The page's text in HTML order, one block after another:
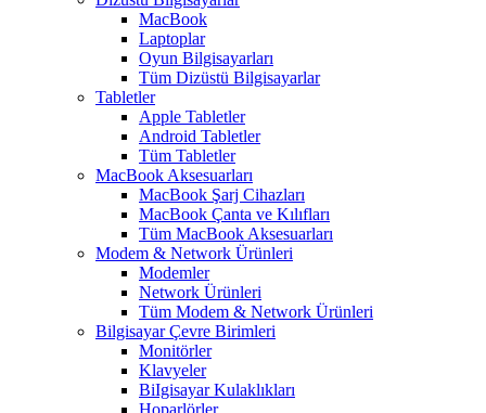
MacBook
Laptoplar
Oyun Bilgisayarları
Tüm Dizüstü Bilgisayarlar
Tabletler
Apple Tabletler
Android Tabletler
Tüm Tabletler
MacBook Aksesuarları
MacBook Şarj Cihazları
MacBook Çanta ve Kılıfları
Tüm MacBook Aksesuarları
Modem & Network Ürünleri
Modemler
Network Ürünleri
Tüm Modem & Network Ürünleri
Bilgisayar Çevre Birimleri
Monitörler
Klavyeler
BiIgisayar Kulaklıkları
Hoparlörler